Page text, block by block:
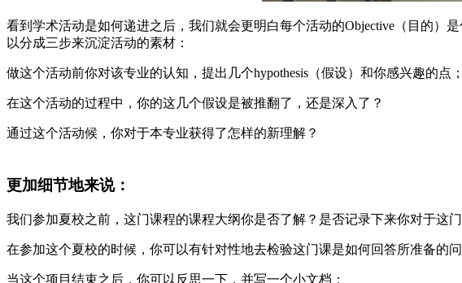
看到学术活动是如何递进之后，我们就会更明白每个活动的Objective（目的
以分成三步来沉淀活动的素材：
做这个活动前你对该专业的认知，提出几个hypothesis（假设）和你感兴趣的点；
在这个活动的过程中，你的这几个假设是被推翻了，还是深入了？
通过这个活动候，你对于本专业获得了怎样的新理解？
更加细节地来说：
我们参加夏校之前，这门课程的课程大纲你是否了解？是否记录下来你对于这
在参加这个夏校的时候，你可以有针对性地去检验这门课是如何回答所准备的
当这个项目结束之后，你可以反思一下，并写一个小文档：